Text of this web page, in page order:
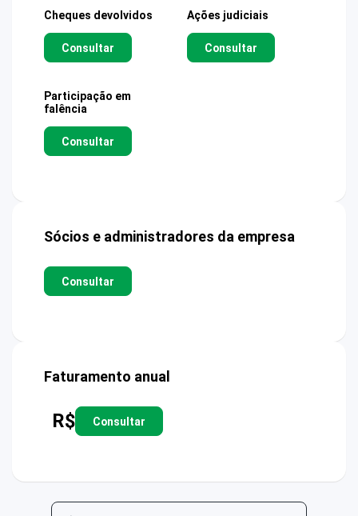
Cheques devolvidos
Consultar
Ações judiciais
Consultar
Participação em
falência
Consultar
Sócios e administradores da empresa
Consultar
Faturamento anual
R$ Consultar